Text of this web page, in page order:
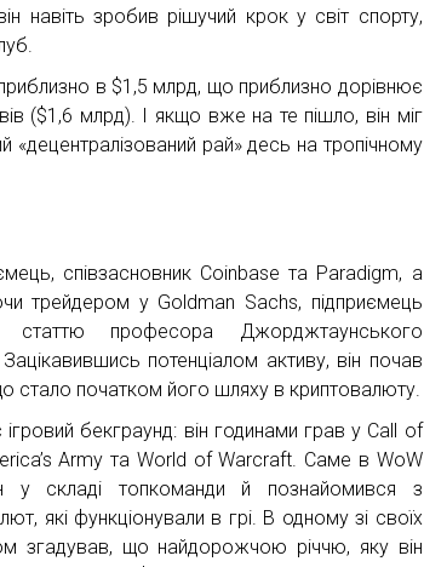
навіть зробив рішучий крок у світ спорту,
в $1,5 млрд, що приблизно дорівнює
($1,6 млрд). І якщо вже на те пішло, він міг
«децентралізований рай» десь на тропічному
співзасновник Coinbase та Paradigm, а
трейдером у Goldman Sachs, підприємець
статтю професора Джорджтаунського
Зацікавившись потенціалом активу, він почав
стало початком його шляху в криптовалюту.
бекграунд: він годинами грав у Call of
Army та World of Warcraft. Саме в WoW
у складі топкоманди й познайомився з
які функціонували в грі. В одному зі своїх
згадував, що найдорожчою річчю, яку він